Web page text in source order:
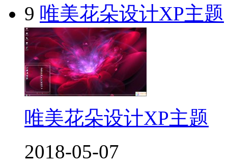
9 唯美花朵设计XP主题
唯美花朵设计XP主题
2018-05-07